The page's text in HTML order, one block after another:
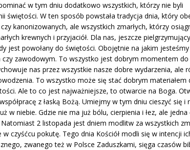
w tym dniu dodatkowo wszystkich, którzy nie byli
świętości. W ten sposób powstała tradycja dnia, który
kanonizowanych, ale wszystkich zmarłych, którzy
krewnych i przyjaciół. Dla nas, jeszcze
jest powołany do świętości. Obojętnie na jakim
zawodowym. To wszystko jest dobrym momentem
nas przez wszystkie nasze dobre wydarzenia, ale
To wszystko może się stać dobrym materiałem
Ale to co jest najważniejsze, to otwarcie na Boga.
z łaską Bożą. Umiejmy w tym dniu cieszyć się
w niebie. Gdzie nie ma już bólu, cierpienia i łez, ale jedna
2 listopada jest dniem modlitw za wszystkich
w czyśćcu pokutę. Tego dnia Kościół modli się w intencji
zwanego też w Polsce Zaduszkami, sięga czasów